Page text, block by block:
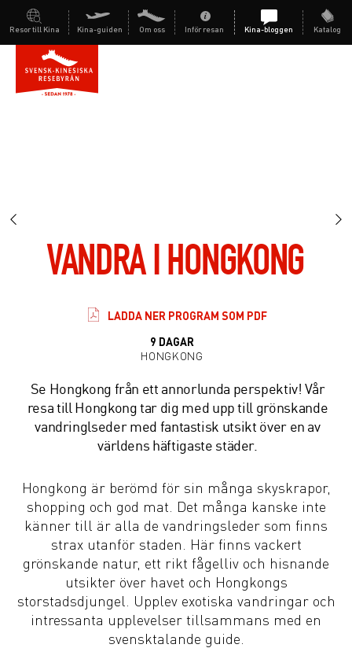
Resor till Kina Kina-guiden Om oss Inför resan Kina-bloggen Katalog
VANDRA I HONGKONG
LADDA NER PROGRAM SOM PDF
9 DAGAR
HONGKONG
Se Hongkong från ett annorlunda perspektiv! Vår
resa till Hongkong tar dig med upp till grönskande
vandringlseder med fantastisk utsikt över en av
världens häftigaste städer.
Hongkong är berömd för sin många skyskrapor,
shopping och god mat. Det många kanske inte
känner till är alla de vandringsleder som finns
strax utanför staden. Här finns vackert
grönskande natur, ett rikt fågelliv och hisnande
utsikter över havet och Hongkongs
storstadsdjungel. Upplev exotiska vandringar och
intressanta upplevelser tillsammans med en
svensktalande guide.